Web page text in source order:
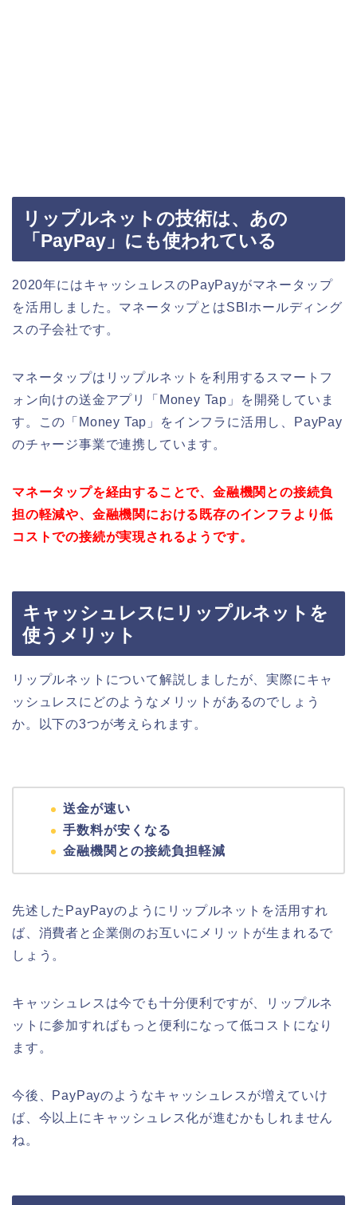
リップルネットの技術は、あの
「PayPay」にも使われている
2020年にはキャッシュレスのPayPayがマネータップ
を活用しました。マネータップとはSBIホールディング
スの子会社です。
マネータップはリップルネットを利用するスマートフ
ォン向けの送金アプリ「Money Tap」を開発していま
す。この「Money Tap」をインフラに活用し、PayPay
のチャージ事業で連携しています。
マネータップを経由することで、金融機関との接続負
担の軽減や、金融機関における既存のインフラより低
コストでの接続が実現されるようです。
キャッシュレスにリップルネットを
使うメリット
リップルネットについて解説しましたが、実際にキャ
ッシュレスにどのようなメリットがあるのでしょう
か。以下の3つが考えられます。
送金が速い
手数料が安くなる
金融機関との接続負担軽減
先述したPayPayのようにリップルネットを活用すれ
ば、消費者と企業側のお互いにメリットが生まれるで
しょう。
キャッシュレスは今でも十分便利ですが、リップルネ
ットに参加すればもっと便利になって低コストになり
ます。
今後、PayPayのようなキャッシュレスが増えていけ
ば、今以上にキャッシュレス化が進むかもしれません
ね。